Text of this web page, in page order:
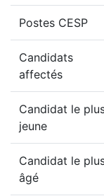
Postes CESP
Candidats
affectés
Candidat le
jeune
Candidat le
âgé